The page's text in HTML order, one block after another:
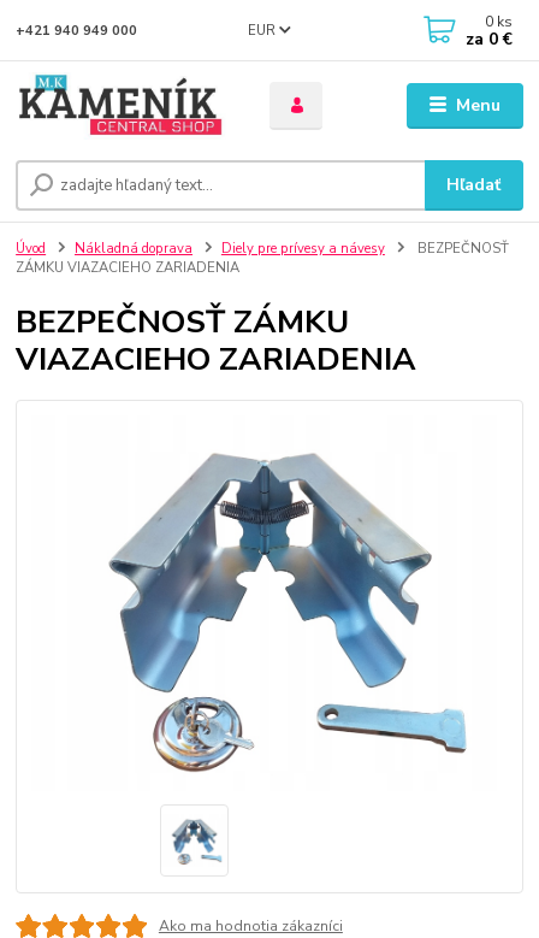
Menu
EUR
Hľadať
+421 940 949 000 0 ks
za 0 €
Úvod Nákladná doprava Diely pre prívesy a návesy
BEZPEČNOSŤ
ZÁMKU VIAZACIEHO ZARIADENIA
BEZPEČNOSŤ ZÁMKU
VIAZACIEHO ZARIADENIA
Ako ma hodnotia zákazníci